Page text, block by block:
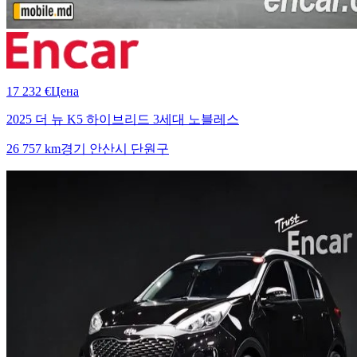
17 232 €Цена
2025 더 뉴 K5 하이브리드 3세대 노블레스
26 757 km경기 안산시 단원구